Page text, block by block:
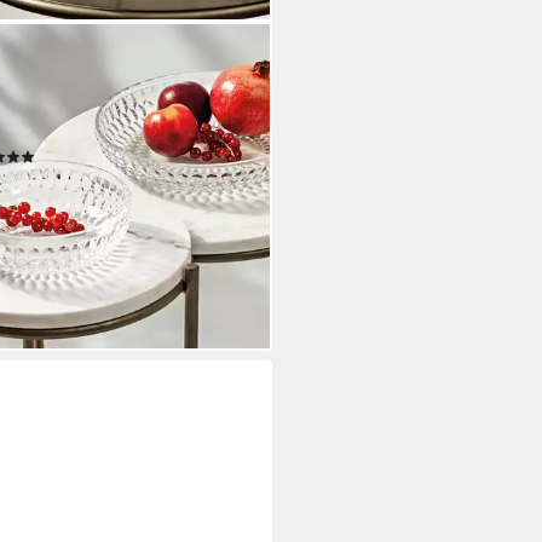
& BOCH
Boston Bol, 500 ml,
Glas, (1-tlg), Kristallglas,
Made in Germany
(1)
€
- in 2-3 Werktagen bei dir